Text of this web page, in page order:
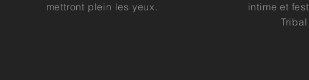
mettront plein les yeux.
intime et